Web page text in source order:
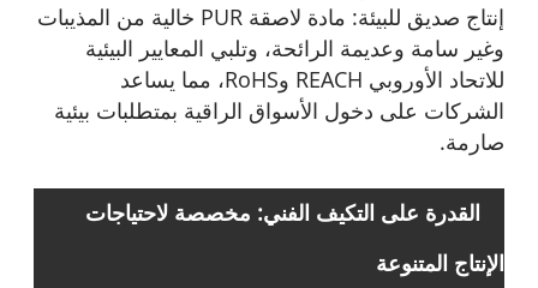
إنتاج صديق للبيئة: مادة لاصقة PUR خالية من المذيبات
وغير سامة وعديمة الرائحة، وتلبي المعايير البيئية
للاتحاد الأوروبي REACH وRoHS، مما يساعد
الشركات على دخول الأسواق الراقية بمتطلبات بيئية
صارمة.
القدرة على التكيف الفني: مخصصة لاحتياجات
الإنتاج المتنوعة